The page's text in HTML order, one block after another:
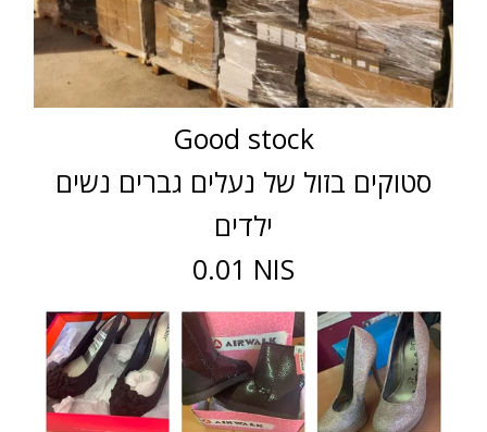
Good stock
סטוקים בזול של נעלים גברים נשים
ילדים
0.01 NIS